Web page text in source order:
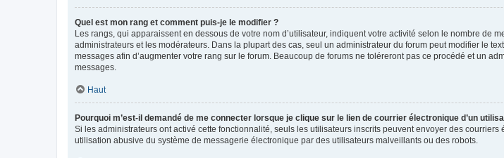
Quel est mon rang et comment puis-je le modifier ?
Les rangs, qui apparaissent en dessous de votre nom d’utilisateur, indiquent votre activité selon le nombre de
administrateurs et les modérateurs. Dans la plupart des cas, seul un administrateur du forum peut modifier le
messages afin d’augmenter votre rang sur le forum. Beaucoup de forums ne toléreront pas ce procédé et un
messages.
Haut
Pourquoi m’est-il demandé de me connecter lorsque je clique sur le lien de courrier électronique d’un
Si les administrateurs ont activé cette fonctionnalité, seuls les utilisateurs inscrits peuvent envoyer des
utilisation abusive du système de messagerie électronique par des utilisateurs malveillants ou des robots.